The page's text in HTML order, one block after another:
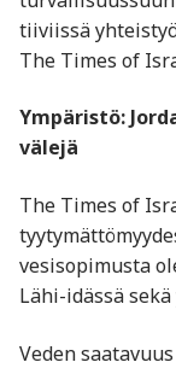
tiiviissä
The Times of
Ympäristö:
välejä
The Times of
vesisopimusta
Lähi-idässä
Veden